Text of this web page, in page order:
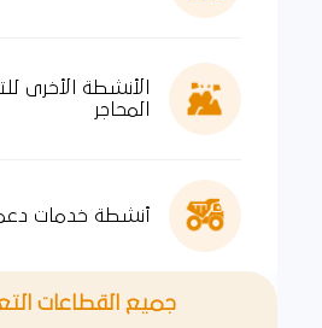
الأنشطة الأخرى
المحاجر
أنشطة خدمات
جميع القطاعات